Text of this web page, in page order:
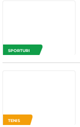
SPORTURI
TENIS